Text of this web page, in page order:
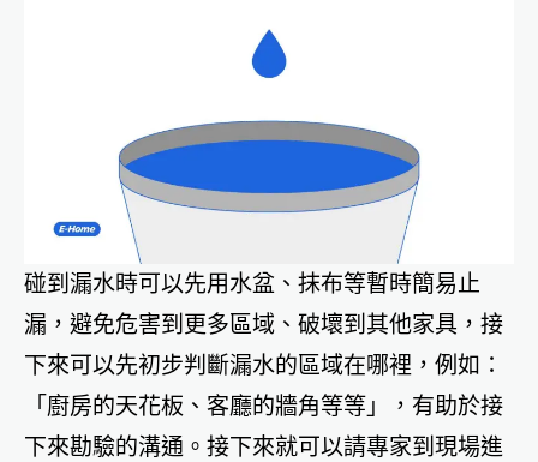
碰到漏水時可以先用水盆、抹布等暫時簡易止
漏，避免危害到更多區域、破壞到其他家具，接
下來可以先初步判斷漏水的區域在哪裡，例如：
「廚房的天花板、客廳的牆角等等」，有助於接
下來勘驗的溝通。接下來就可以請專家到現場進